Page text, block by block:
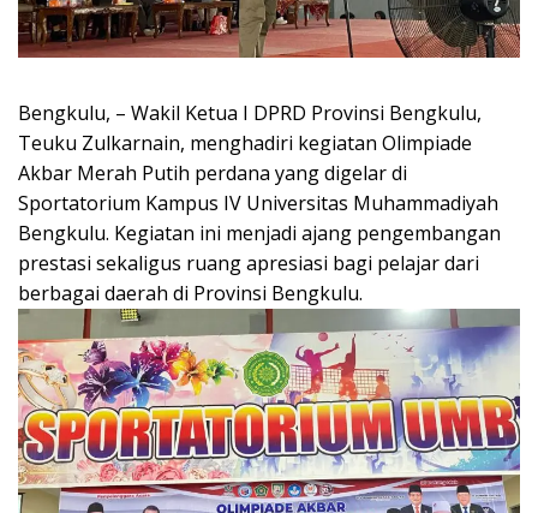
Bengkulu, – Wakil Ketua I DPRD Provinsi Bengkulu,
Teuku Zulkarnain, menghadiri kegiatan Olimpiade
Akbar Merah Putih perdana yang digelar di
Sportatorium Kampus IV Universitas Muhammadiyah
Bengkulu. Kegiatan ini menjadi ajang pengembangan
prestasi sekaligus ruang apresiasi bagi pelajar dari
berbagai daerah di Provinsi Bengkulu.